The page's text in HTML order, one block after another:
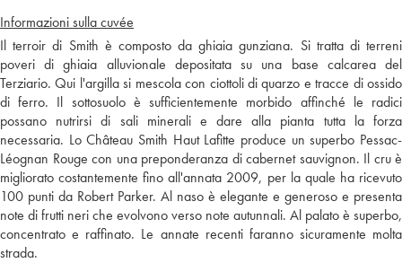
Informazioni sulla cuvée
Il terroir di Smith è composto da ghiaia gunziana. Si tratta di terreni
poveri di ghiaia alluvionale depositata su una base calcarea del
Terziario. Qui l'argilla si mescola con ciottoli di quarzo e tracce di ossido
di ferro. Il sottosuolo è sufficientemente morbido affinché le radici
possano nutrirsi di sali minerali e dare alla pianta tutta la forza
necessaria. Lo Château Smith Haut Lafitte produce un superbo Pessac-
Léognan Rouge con una preponderanza di cabernet sauvignon. Il cru è
migliorato costantemente fino all'annata 2009, per la quale ha ricevuto
100 punti da Robert Parker. Al naso è elegante e generoso e presenta
note di frutti neri che evolvono verso note autunnali. Al palato è superbo,
concentrato e raffinato. Le annate recenti faranno sicuramente molta
strada.